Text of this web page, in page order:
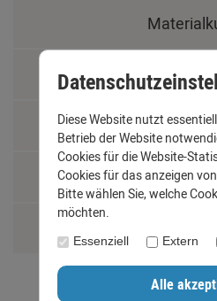
Jobs
Montage und
Diese Website nutzt
Betrieb der Website
Cookies für die Website-
Cookies für das anzeigen
Bitte wählen Sie, welche
möchten.
Essenziell Extern